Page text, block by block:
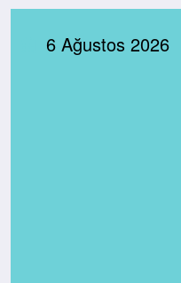
6 Ağustos 2026